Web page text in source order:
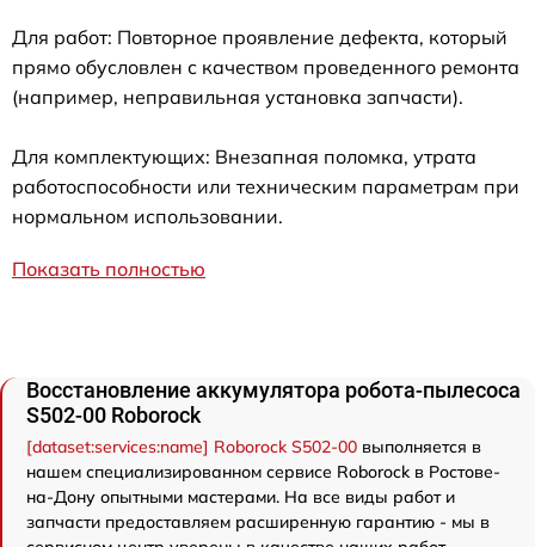
Для работ: Повторное проявление дефекта, который
прямо обусловлен с качеством проведенного ремонта
(например, неправильная установка запчасти).
Для комплектующих: Внезапная поломка, утрата
работоспособности или техническим параметрам при
нормальном использовании.
Показать полностью
Восстановление аккумулятора робота-пылесоса
S502-00 Roborock
[dataset:services:name] Roborock S502-00 выполняется в
нашем специализированном сервисе Roborock в Ростове-
на-Дону опытными мастерами. На все виды работ и
запчасти предоставляем расширенную гарантию - мы в